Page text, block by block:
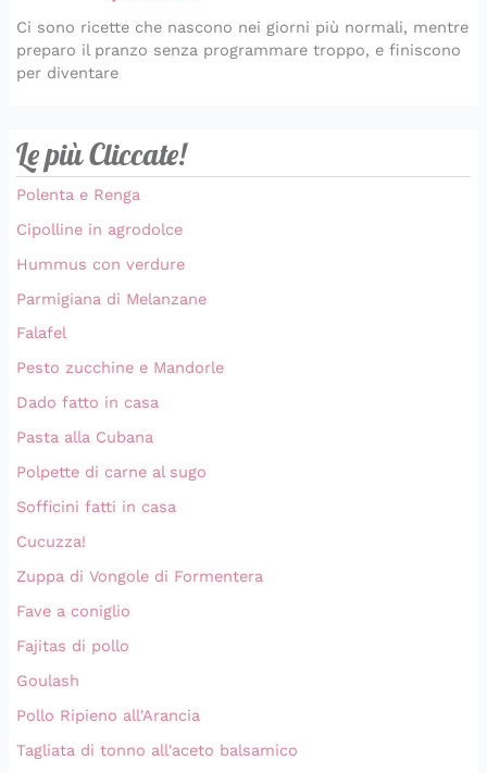
Ci sono ricette che nascono nei giorni più normali, mentre
preparo il pranzo senza programmare troppo, e finiscono
per diventare
Le più Cliccate!
Polenta e Renga
Cipolline in agrodolce
Hummus con verdure
Parmigiana di Melanzane
Falafel
Pesto zucchine e Mandorle
Dado fatto in casa
Pasta alla Cubana
Polpette di carne al sugo
Sofficini fatti in casa
Cucuzza!
Zuppa di Vongole di Formentera
Fave a coniglio
Fajitas di pollo
Goulash
Pollo Ripieno all'Arancia
Tagliata di tonno all'aceto balsamico